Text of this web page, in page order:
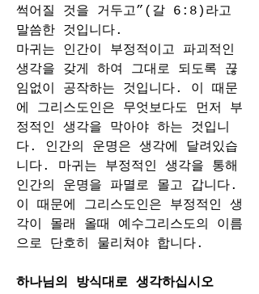
썩어질 것을 거두고”(갈 6:8)라고
말씀한 것입니다.
마귀는 인간이 부정적이고 파괴적인
생각을 갖게 하여 그대로 되도록 끊
임없이 공작하는 것입니다. 이 때문
에 그리스도인은 무엇보다도 먼저 부
정적인 생각을 막아야 하는 것입니
다. 인간의 운명은 생각에 달려있습
니다. 마귀는 부정적인 생각을 통해
인간의 운명을 파멸로 몰고 갑니다.
이 때문에 그리스도인은 부정적인 생
각이 몰래 올때 예수그리스도의 이름
으로 단호히 물리쳐야 합니다.
하나님의 방식대로 생각하십시오